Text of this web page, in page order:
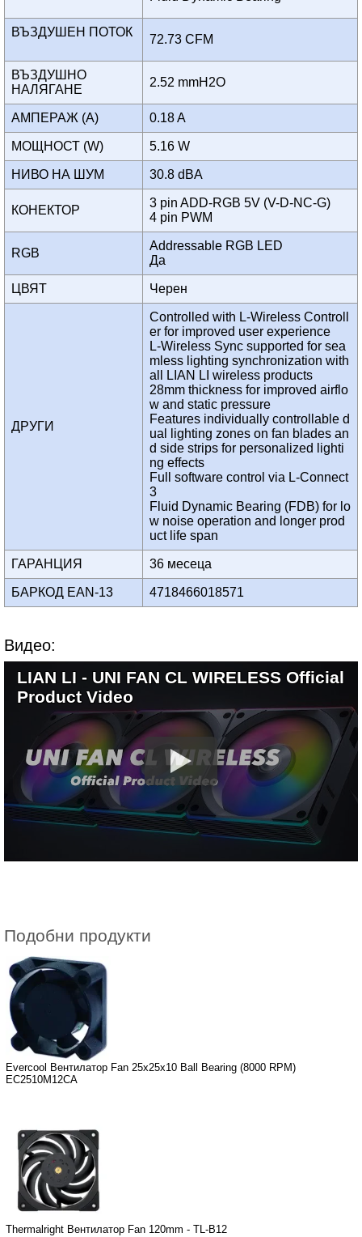
ВЪЗДУШЕН ПОТОК
72.73 CFM
ВЪЗДУШНО
НАЛЯГАНЕ
2.52 mmH2O
АМПЕРАЖ (A) 0.18 A
МОЩНОСТ (W) 5.16 W
НИВО НА ШУМ 30.8 dBA
КОНЕКТОР
3 pin ADD-RGB 5V (V-D-NC-G)
4 pin PWM
RGB
Addressable RGB LED
Да
ЦВЯТ Черен
ДРУГИ
Controlled with L-Wireless Controll
er for improved user experience
L-Wireless Sync supported for sea
mless lighting synchronization with
all LIAN LI wireless products
28mm thickness for improved airflo
w and static pressure
Features individually controllable d
ual lighting zones on fan blades an
d side strips for personalized lighti
ng effects
Full software control via L-Connect
3
Fluid Dynamic Bearing (FDB) for lo
w noise operation and longer prod
uct life span
ГАРАНЦИЯ 36 месеца
БАРКОД EAN-13 4718466018571
Видео:
LIAN LI - UNI FAN CL WIRELESS Official
Product Video
Подобни продукти
Evercool Вентилатор Fan 25x25x10 Ball Bearing (8000 RPM)
EC2510M12CA
Thermalright Вентилатор Fan 120mm - TL-B12